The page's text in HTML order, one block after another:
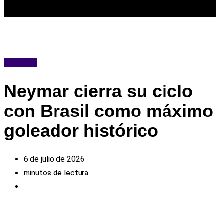
Neymar cierra su ciclo
con Brasil como máximo
goleador histórico
6 de julio de 2026
minutos de lectura